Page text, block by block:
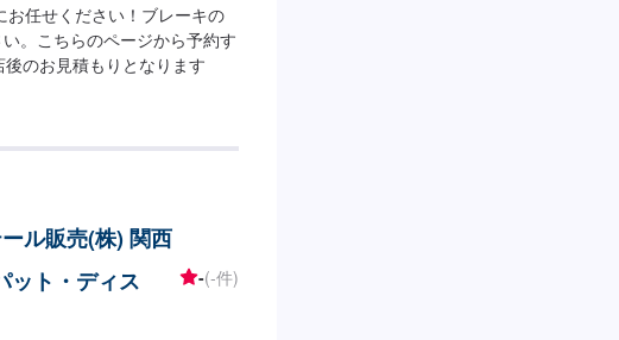
お任せください！ブレーキの
。こちらのページから予約す
のお見積もりとなります
ル販売(株) 関西
ット・ディス
-(-件)